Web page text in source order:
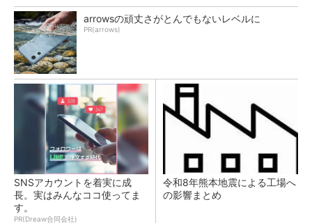
arrowsの頑丈さがとんでもないレベルに
PR(arrows)
SNSアカウントを着実に成
長。実はみんなココ使ってま
す。
PR(Dreaw合同会社)
令和8年熊本地震による工場へ
の影響まとめ